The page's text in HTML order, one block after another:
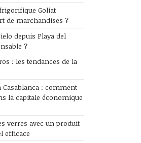
Goliat
de marchandises ?
depuis Playa del
?
: les tendances de la
Casablanca : comment
la capitale économique
verres avec un produit
efficace